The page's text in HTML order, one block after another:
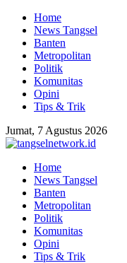
Home
News Tangsel
Banten
Metropolitan
Politik
Komunitas
Opini
Tips & Trik
Jumat, 7 Agustus 2026
Home
News Tangsel
Banten
Metropolitan
Politik
Komunitas
Opini
Tips & Trik